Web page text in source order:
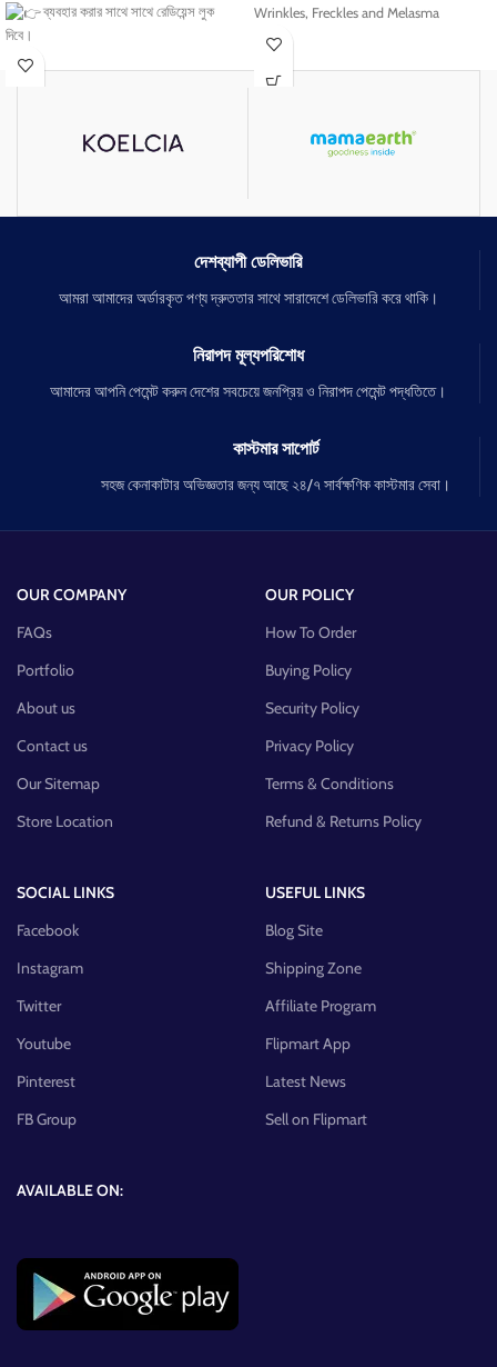
ব্যবহার করার সাথে সাথে রেডিয়েন্স লুক
দিবে।
ত্বকের বলিরেখা দূর করবে।
ত্বক কোমল ও মসৃন করে।
Wrinkles, Freckles and Melasma
✔ Lighten up your Scars, Stretch Marks,
Underarm and other dark areas
✔ Reduces the Dry skin and controls
দেশব্যাপী ডেলিভারি
আমরা আমাদের অর্ডারকৃত পণ্য দ্রুততার সাথে সারাদেশে ডেলিভারি করে থাকি।
নিরাপদ মূল্যপরিশোধ
আমাদের আপনি পেমেন্ট করুন দেশের সবচেয়ে জনপ্রিয় ও নিরাপদ পেমেন্ট পদ্ধতিতে।
কাস্টমার সাপোর্ট
সহজ কেনাকাটার অভিজ্ঞতার জন্য আছে ২৪/৭ সার্বক্ষণিক কাস্টমার সেবা।
OUR COMPANY
FAQs
Portfolio
About us
Contact us
Our Sitemap
Store Location
OUR POLICY
How To Order
Buying Policy
Security Policy
Privacy Policy
Terms & Conditions
Refund & Returns Policy
SOCIAL LINKS
Facebook
Instagram
Twitter
Youtube
Pinterest
FB Group
USEFUL LINKS
Blog Site
Shipping Zone
Affiliate Program
Flipmart App
Latest News
Sell on Flipmart
AVAILABLE ON: